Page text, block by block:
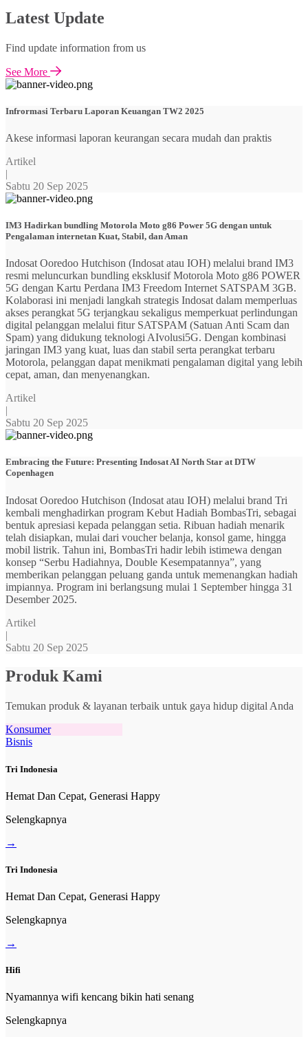
Latest Update
Find update information from us
See More
Infrormasi Terbaru Laporan Keuangan TW2 2025
Akese informasi laporan keurangan secara mudah dan praktis
Artikel
|
Sabtu 20 Sep 2025
IM3 Hadirkan bundling Motorola Moto g86 Power 5G dengan untuk
Pengalaman internetan Kuat, Stabil, dan Aman
Indosat Ooredoo Hutchison (Indosat atau IOH) melalui brand IM3
resmi meluncurkan bundling eksklusif Motorola Moto g86 POWER
5G dengan Kartu Perdana IM3 Freedom Internet SATSPAM 3GB.
Kolaborasi ini menjadi langkah strategis Indosat dalam memperluas
akses perangkat 5G terjangkau sekaligus memperkuat perlindungan
digital pelanggan melalui fitur SATSPAM (Satuan Anti Scam dan
Spam) yang didukung teknologi AIvolusi5G. Dengan kombinasi
jaringan IM3 yang kuat, luas dan stabil serta perangkat terbaru
Motorola, pelanggan dapat menikmati pengalaman digital yang lebih
cepat, aman, dan menyenangkan.
Artikel
|
Sabtu 20 Sep 2025
Embracing the Future: Presenting Indosat AI North Star at DTW
Copenhagen
Indosat Ooredoo Hutchison (Indosat atau IOH) melalui brand Tri
kembali menghadirkan program Kebut Hadiah BombasTri, sebagai
bentuk apresiasi kepada pelanggan setia. Ribuan hadiah menarik
telah disiapkan, mulai dari voucher belanja, konsol game, hingga
mobil listrik. Tahun ini, BombasTri hadir lebih istimewa dengan
konsep “Serbu Hadiahnya, Double Kesempatannya”, yang
memberikan pelanggan peluang ganda untuk memenangkan hadiah
impiannya. Program ini berlangsung mulai 1 September hingga 31
Desember 2025.
Artikel
|
Sabtu 20 Sep 2025
Produk Kami
Temukan produk & layanan terbaik untuk gaya hidup digital Anda
Konsumer
Bisnis
Tri Indonesia
Hemat Dan Cepat, Generasi Happy
Selengkapnya
→
Tri Indonesia
Hemat Dan Cepat, Generasi Happy
Selengkapnya
→
Hifi
Nyamannya wifi kencang bikin hati senang
Selengkapnya